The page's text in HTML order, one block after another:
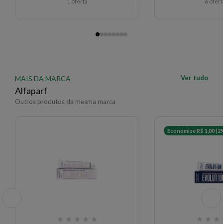
MAIS DA MARCA
Alfaparf
Outros produtos da mesma marca
Ver tudo
★ ★ ★ ★ ★
Economize R$ 1,00
★ ★ ★